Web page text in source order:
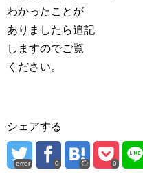
わかったことが
ありましたら追記
しますのでご覧
ください。
シェアする
error 0 0